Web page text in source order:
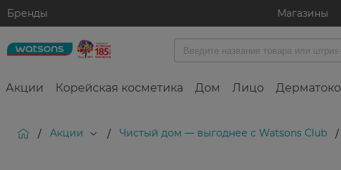
Бренды Магазины
Акции Корейская косметика Дом Лицо
/ Акции / Чистый дом — выгоднее с Watsons Club /